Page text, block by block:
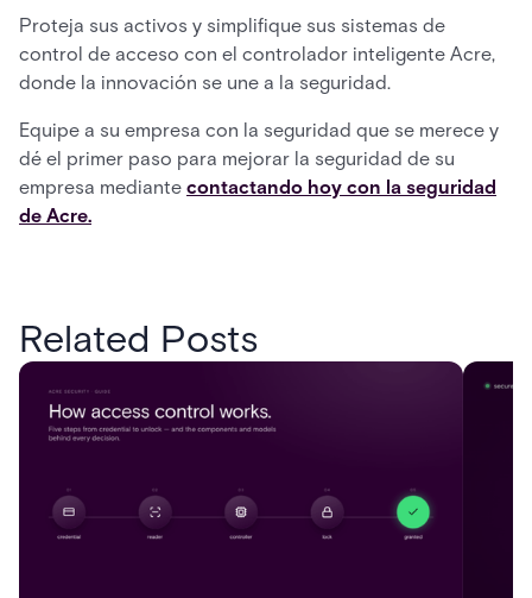
Proteja sus activos y simplifique sus sistemas de
control de acceso con el controlador inteligente Acre,
donde la innovación se une a la seguridad.
Equipe a su empresa con la seguridad que se merece y
dé el primer paso para mejorar la seguridad de su
empresa mediante contactando hoy con la seguridad
de Acre.
Related Posts